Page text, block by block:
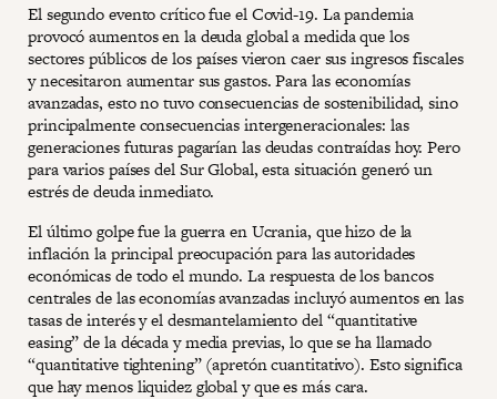
El segundo evento crítico fue el Covid-19. La pandemia
provocó aumentos en la deuda global a medida que los
sectores públicos de los países vieron caer sus ingresos fiscales
y necesitaron aumentar sus gastos. Para las economías
avanzadas, esto no tuvo consecuencias de sostenibilidad, sino
principalmente consecuencias intergeneracionales: las
generaciones futuras pagarían las deudas contraídas hoy. Pero
para varios países del Sur Global, esta situación generó un
estrés de deuda inmediato.
El último golpe fue la guerra en Ucrania, que hizo de la
inflación la principal preocupación para las autoridades
económicas de todo el mundo. La respuesta de los bancos
centrales de las economías avanzadas incluyó aumentos en las
tasas de interés y el desmantelamiento del “quantitative
easing” de la década y media previas, lo que se ha llamado
“quantitative tightening” (apretón cuantitativo). Esto significa
que hay menos liquidez global y que es más cara.